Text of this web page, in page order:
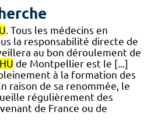
. Tous les médecins en
la responsabilité directe de
au bon déroulement de
de Montpellier est le [...]
à la formation des
raison de sa renommée, le
régulièrement des
de France ou de